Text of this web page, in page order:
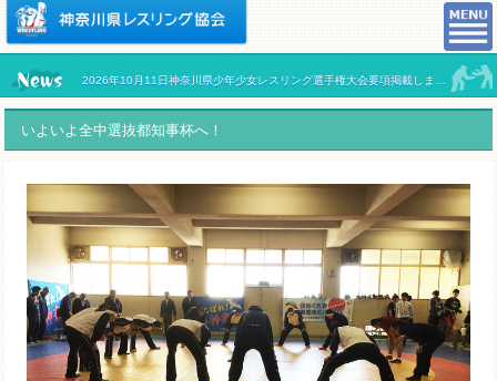
いよいよ全中選抜都知事杯へ！